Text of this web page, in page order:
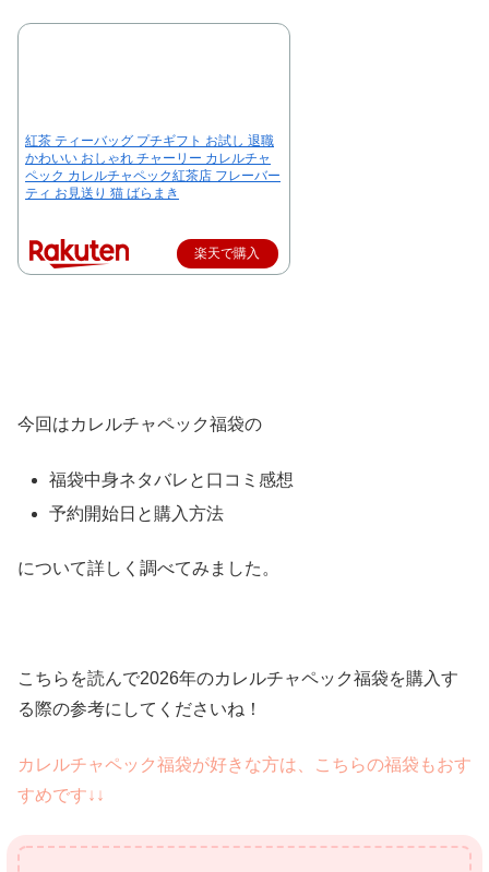
紅茶 ティーバッグ プチギフト お試し 退職
かわいい おしゃれ チャーリー カレルチャ
ペック カレルチャペック紅茶店 フレーバー
ティ お見送り 猫 ばらまき
楽天で購入
今回はカレルチャペック福袋の
福袋中身ネタバレと口コミ感想
予約開始日と購入方法
について詳しく調べてみました。
こちらを読んで2026年のカレルチャペック福袋を購入す
る際の参考にしてくださいね！
カレルチャペック福袋が好きな方は、こちらの福袋もおす
すめです↓↓